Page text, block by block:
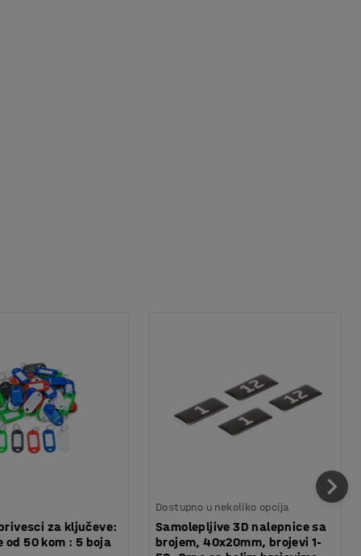
za ključeve:
od 50 kom : 5 boja
Dostupno u nekoliko opcija
Samolepljive 3D nalepnice sa
brojem, 40x20mm, brojevi 1-